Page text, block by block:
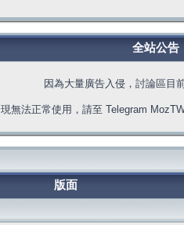
全站公告
因為大量廣告入侵，討論區目
無法正常使用，請至 Telegram
版面